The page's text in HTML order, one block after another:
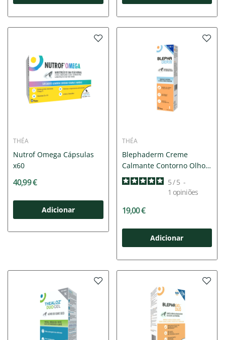
THÉA
Nutrof Omega Cápsulas
x60
40,99 €
Adicionar
THÉA
Blephaderm Creme
Calmante Contorno Olhos
40ml
5/ 5 -
1 opiniões
19,00 €
Adicionar